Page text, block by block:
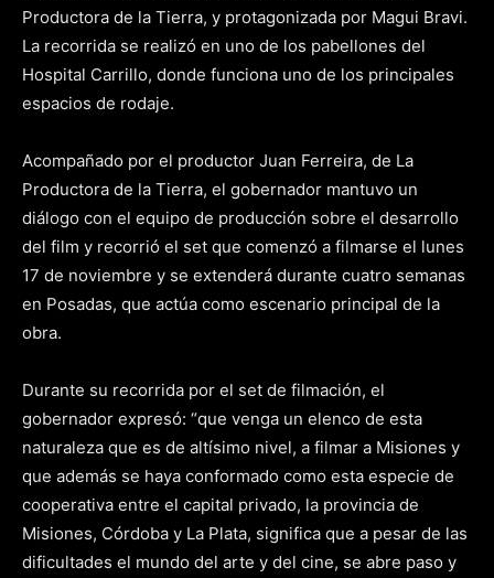
Productora de la Tierra, y protagonizada por Magui Bravi.
La recorrida se realizó en uno de los pabellones del
Hospital Carrillo, donde funciona uno de los principales
espacios de rodaje.
Acompañado por el productor Juan Ferreira, de La
Productora de la Tierra, el gobernador mantuvo un
diálogo con el equipo de producción sobre el desarrollo
del film y recorrió el set que comenzó a filmarse el lunes
17 de noviembre y se extenderá durante cuatro semanas
en Posadas, que actúa como escenario principal de la
obra.
Durante su recorrida por el set de filmación, el
gobernador expresó: “que venga un elenco de esta
naturaleza que es de altísimo nivel, a filmar a Misiones y
que además se haya conformado como esta especie de
cooperativa entre el capital privado, la provincia de
Misiones, Córdoba y La Plata, significa que a pesar de las
dificultades el mundo del arte y del cine, se abre paso y